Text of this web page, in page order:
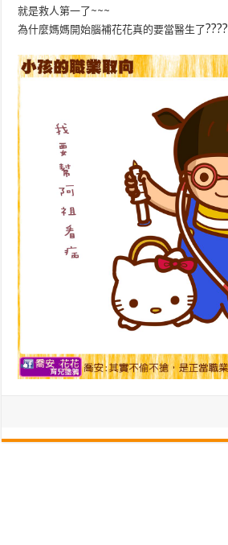
就是救人第一了~~~
為什麼媽媽開始腦補花花真的要當醫生了????